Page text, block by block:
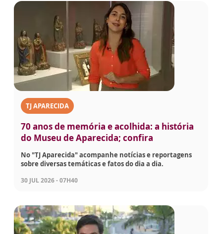
TJ APARECIDA
70 anos de memória e acolhida: a história
do Museu de Aparecida; confira
No "TJ Aparecida" acompanhe notícias e reportagens
sobre diversas temáticas e fatos do dia a dia.
30 JUL 2026 - 07H40